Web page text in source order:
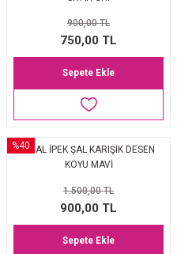
900,00 TL
750,00 TL
Sepete Ekle
%40VUAL İPEK ŞAL KARIŞIK DESEN
KOYU MAVİ
1.500,00 TL
900,00 TL
Sepete Ekle